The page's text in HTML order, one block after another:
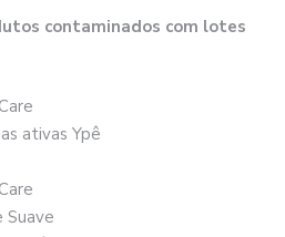
contaminados com lotes
ativas Ypê
Suave